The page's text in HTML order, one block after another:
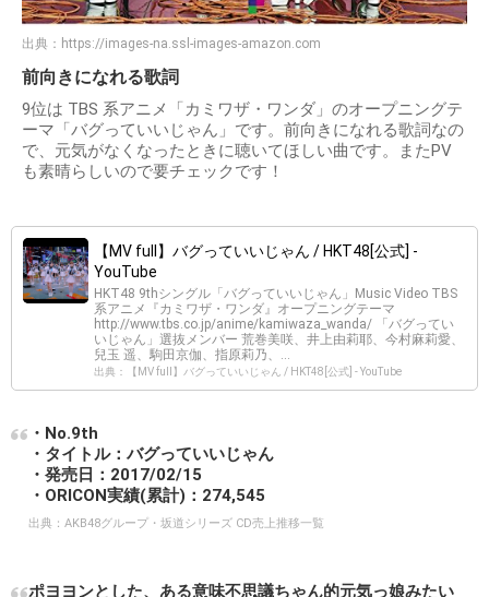
出典： https://images-na.ssl-images-amazon.com
前向きになれる歌詞
9位は TBS 系アニメ「カミワザ・ワンダ」のオープニングテ
ーマ「バグっていいじゃん」です。前向きになれる歌詞なの
で、元気がなくなったときに聴いてほしい曲です。またPV
も素晴らしいので要チェックです！
【MV full】バグっていいじゃん / HKT48[公式] -
YouTube
HKT48 9thシングル「バグっていいじゃん」Music Video TBS
系アニメ『カミワザ・ワンダ』オープニングテーマ
http://www.tbs.co.jp/anime/kamiwaza_wanda/ 「バグってい
いじゃん」選抜メンバー 荒巻美咲、井上由莉耶、今村麻莉愛、
兒玉 遥、駒田京伽、指原莉乃、...
出典：【MV full】バグっていいじゃん / HKT48[公式] - YouTube
・No.9th
・タイトル：バグっていいじゃん
・発売日：2017/02/15
・ORICON実績(累計)：274,545
出典： AKB48グループ・坂道シリーズ CD売上推移一覧
ポヨヨンとした、ある意味不思議ちゃん的元気っ娘みたい